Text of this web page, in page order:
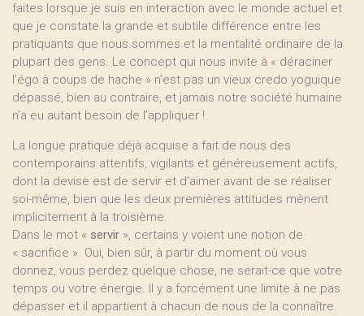
faites lorsque je suis en interaction avec le monde actuel et
que je constate la grande et subtile différence entre les
pratiquants que nous sommes et la mentalité ordinaire de la
plupart des gens. Le concept qui nous invite à « déraciner
l’égo à coups de hache » n’est pas un vieux credo yoguique
dépassé, bien au contraire, et jamais notre société humaine
n’a eu autant besoin de l’appliquer !
La longue pratique déjà acquise a fait de nous des
contemporains attentifs, vigilants et généreusement actifs,
dont la devise est de servir et d’aimer avant de se réaliser
soi-même, bien que les deux premières attitudes mènent
implicitement à la troisième.
Dans le mot « servir », certains y voient une notion de
« sacrifice ». Oui, bien sûr, à partir du moment où vous
donnez, vous perdez quelque chose, ne serait-ce que votre
temps ou votre énergie. Il y a forcément une limite à ne pas
dépasser et il appartient à chacun de nous de la connaître.